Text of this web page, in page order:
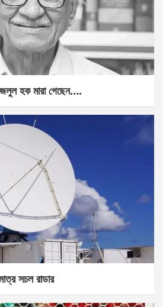
হক মারা গেছেন….
সচল রাডার